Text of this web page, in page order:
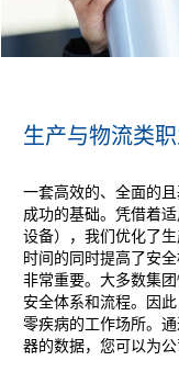
生产与物流类
一套高效的、全面的
成功的基础。凭借着
设备），我们优化了
时间的同时提高了安
非常重要。大多数集
安全体系和流程。因
零疾病的工作场所。
器的数据，您可以为公